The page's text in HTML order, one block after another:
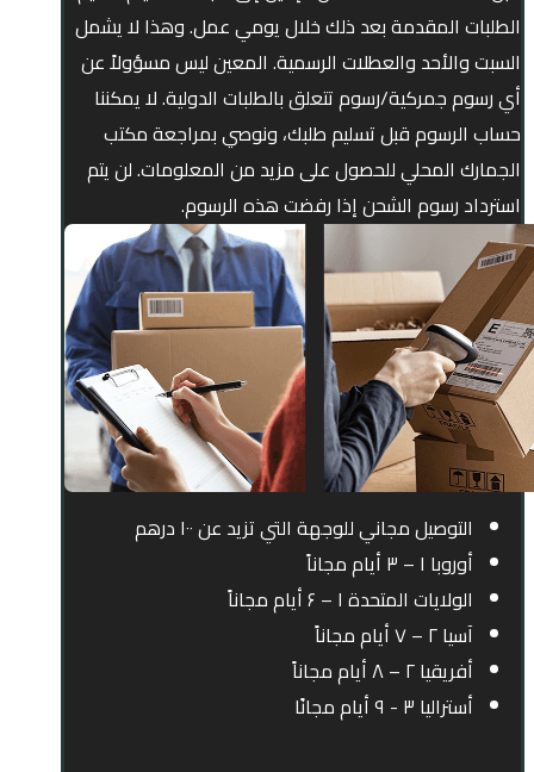
الطلبات المقدمة بعد ذلك خلال يومي عمل. وهذا لا يشمل
السبت والأحد والعطلات الرسمية. المعين ليس مسؤولاً عن
أي رسوم جمركية/رسوم تتعلق بالطلبات الدولية. لا يمكننا
حساب الرسوم قبل تسليم طلبك، ونوصي بمراجعة مكتب
الجمارك المحلي للحصول على مزيد من المعلومات. لن يتم
استرداد رسوم الشحن إذا رفضت هذه الرسوم.
التوصيل مجاني للوجهة التي تزيد عن ۱۰۰ درهم
أوروبا ۱ – ۳ أيام مجاناً
الولايات المتحدة ۱ – ۶ أيام مجاناً
آسيا ۲ – ۷ أيام مجاناً
أفريقيا ۲ – ۸ أيام مجاناً
أستراليا ۳ - ۹ أيام مجانًا